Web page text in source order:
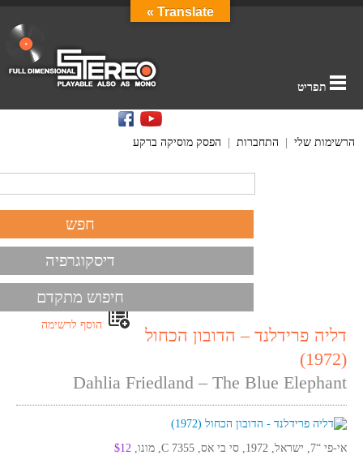
תפריט
הרשימות שלי התחברות הפסק מוסיקה ברקע
דיסקוגרפיה
חיפוש מתקדם
הוסף לרשימה
דליה פרידלנד – הדובון הכחול
(1972)
Dahlia Friedland – The Blue Elephant
אי-פי “7, ישראל, 1972, סי בי אס, C 7355, מונו, $12
Translate »